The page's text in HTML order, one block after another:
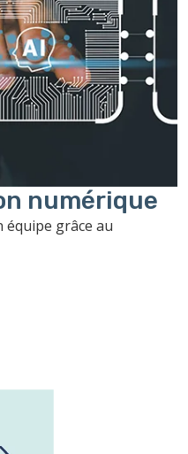
numérique
équipe grâce au